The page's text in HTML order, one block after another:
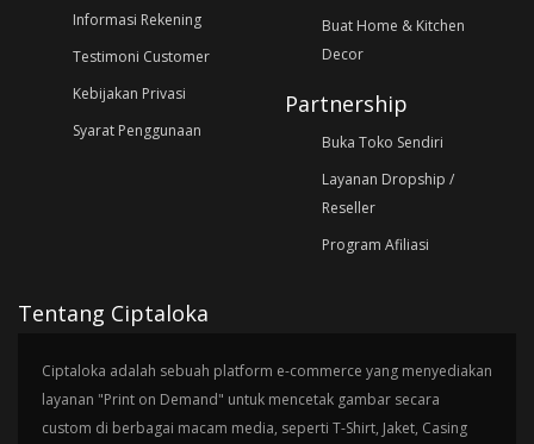
Informasi Rekening
Testimoni Customer
Kebijakan Privasi
Syarat Penggunaan
Buat Home & Kitchen
Decor
Partnership
Buka Toko Sendiri
Layanan Dropship /
Reseller
Program Afiliasi
Tentang Ciptaloka
Ciptaloka adalah sebuah platform e-commerce yang menyediakan
layanan "Print on Demand" untuk mencetak gambar secara
custom di berbagai macam media, seperti T-Shirt, Jaket, Casing